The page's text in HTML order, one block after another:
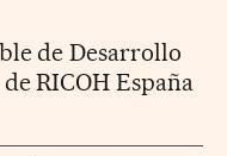
de Desarrollo
RICOH España